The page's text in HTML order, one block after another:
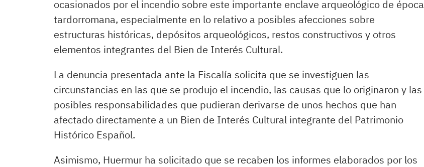
ocasionados por el incendio sobre este importante enclave arqueológico de época
tardorromana, especialmente en lo relativo a posibles afecciones sobre
estructuras históricas, depósitos arqueológicos, restos constructivos y otros
elementos integrantes del Bien de Interés Cultural.
La denuncia presentada ante la Fiscalía solicita que se investiguen las
circunstancias en las que se produjo el incendio, las causas que lo originaron y las
posibles responsabilidades que pudieran derivarse de unos hechos que han
afectado directamente a un Bien de Interés Cultural integrante del Patrimonio
Histórico Español.
Asimismo, Huermur ha solicitado que se recaben los informes elaborados por los